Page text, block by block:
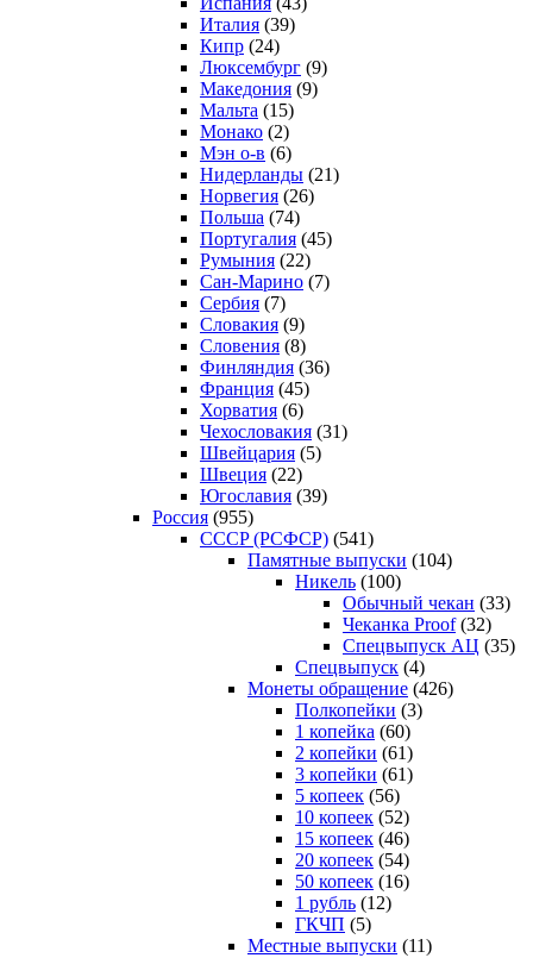
Италия (39)
Кипр (24)
Люксембург (9)
Македония (9)
Мальта (15)
Монако (2)
Мэн о-в (6)
Нидерланды (21)
Норвегия (26)
Польша (74)
Португалия (45)
Румыния (22)
Сан-Марино (7)
Сербия (7)
Словакия (9)
Словения (8)
Финляндия (36)
Франция (45)
Хорватия (6)
Чехословакия (31)
Швейцария (5)
Швеция (22)
Югославия (39)
Россия (955)
CCCP (РСФСР) (541)
Памятные выпуски (104)
Никель (100)
Обычный чекан (33)
Чеканка Proof(32)
Спецвыпуск АЦ (35)
Спецвыпуск (4)
Монеты обращение (426)
Полкопейки (3)
1 копейка (60)
2 копейки (61)
3 копейки (61)
5 копеек (56)
10 копеек (52)
15 копеек (46)
20 копеек (54)
50 копеек (16)
1 рубль (12)
ГКЧП (5)
Местные выпуски (11)